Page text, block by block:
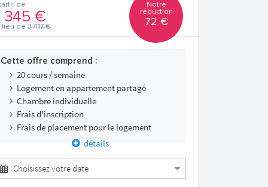
de
345 €
lieu de 3 417 €
Notre
réduction
72 €
Cette offre comprend :
20 cours / semaine
Logement en appartement partagé
Chambre individuelle
Frais d'inscription
Frais de placement pour le logement
détails